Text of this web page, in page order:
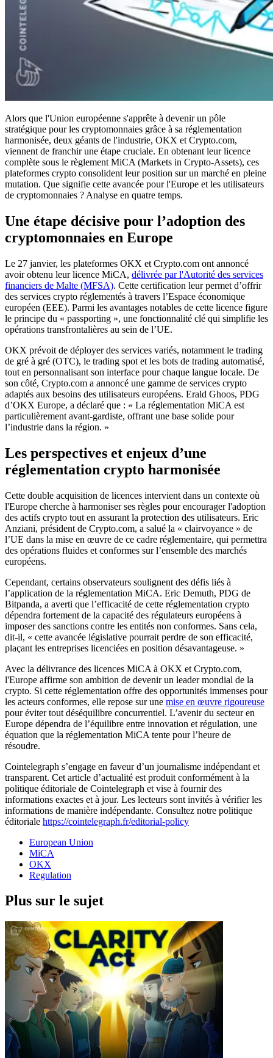
Alors que l'Union européenne s'apprête à devenir un pôle
stratégique pour les cryptomonnaies grâce à sa réglementation
harmonisée, deux géants de l'industrie, OKX et Crypto.com,
viennent de franchir une étape cruciale. En obtenant leur licence
complète sous le règlement MiCA (Markets in Crypto-Assets), ces
plateformes crypto consolident leur position sur un marché en pleine
mutation. Que signifie cette avancée pour l'Europe et les utilisateurs
de cryptomonnaies ? Analyse en quatre temps.
Une étape décisive pour l’adoption des
cryptomonnaies en Europe
Le 27 janvier, les plateformes OKX et Crypto.com ont annoncé
avoir obtenu leur licence MiCA, délivrée par l'Autorité des services
financiers de Malte (MFSA). Cette certification leur permet d’offrir
des services crypto réglementés à travers l’Espace économique
européen (EEE). Parmi les avantages notables de cette licence figure
le principe du « passporting », une fonctionnalité clé qui simplifie les
opérations transfrontalières au sein de l’UE.
OKX prévoit de déployer des services variés, notamment le trading
de gré à gré (OTC), le trading spot et les bots de trading automatisé,
tout en personnalisant son interface pour chaque langue locale. De
son côté, Crypto.com a annoncé une gamme de services crypto
adaptés aux besoins des utilisateurs européens. Erald Ghoos, PDG
d’OKX Europe, a déclaré que : « La réglementation MiCA est
particulièrement avant-gardiste, offrant une base solide pour
l’industrie dans la région. »
Les perspectives et enjeux d’une
réglementation crypto harmonisée
Cette double acquisition de licences intervient dans un contexte où
l'Europe cherche à harmoniser ses règles pour encourager l'adoption
des actifs crypto tout en assurant la protection des utilisateurs. Eric
Anziani, président de Crypto.com, a salué la « clairvoyance » de
l’UE dans la mise en œuvre de ce cadre réglementaire, qui permettra
des opérations fluides et conformes sur l’ensemble des marchés
européens.
Cependant, certains observateurs soulignent des défis liés à
l’application de la réglementation MiCA. Eric Demuth, PDG de
Bitpanda, a averti que l’efficacité de cette réglementation crypto
dépendra fortement de la capacité des régulateurs européens à
imposer des sanctions contre les entités non conformes. Sans cela,
dit-il, « cette avancée législative pourrait perdre de son efficacité,
plaçant les entreprises licenciées en position désavantageuse. »
Avec la délivrance des licences MiCA à OKX et Crypto.com,
l'Europe affirme son ambition de devenir un leader mondial de la
crypto. Si cette réglementation offre des opportunités immenses pour
les acteurs conformes, elle repose sur une mise en œuvre rigoureuse
pour éviter tout déséquilibre concurrentiel. L’avenir du secteur en
Europe dépendra de l’équilibre entre innovation et régulation, une
équation que la réglementation MiCA tente pour l’heure de
résoudre.
Cointelegraph s’engage en faveur d’un journalisme indépendant et
transparent. Cet article d’actualité est produit conformément à la
politique éditoriale de Cointelegraph et vise à fournir des
informations exactes et à jour. Les lecteurs sont invités à vérifier les
informations de manière indépendante. Consultez notre politique
éditoriale https://cointelegraph.fr/editorial-policy
European Union
MiCA
OKX
Regulation
Plus sur le sujet